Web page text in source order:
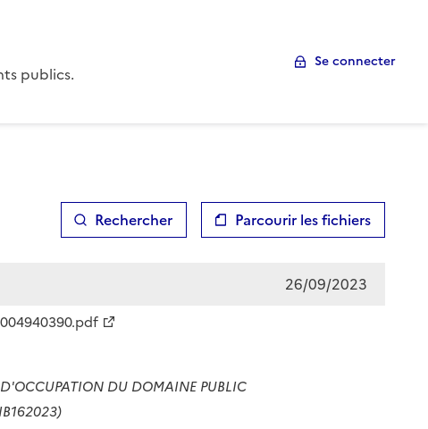
publics.
Se connecter
Parcourir les fichiers
Rechercher
26/09/2023
D'OCCUPATION DU DOMAINE PUBLIC